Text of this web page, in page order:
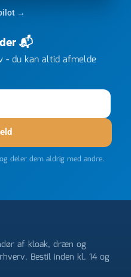
gammel aftale. Jeg
store ordre kom dagen
armene ned, og næste
jeg ringe til dem
hilsner fra Rene
→
📬
- du kan altid afmelde
deler dem aldrig med andre.
af kloak, dræn og
Bestil inden kl. 14 og